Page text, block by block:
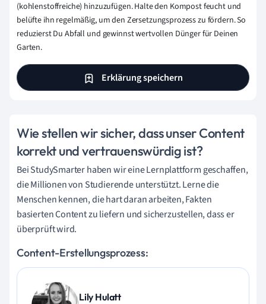
(kohlenstoffreiche) hinzuzufügen. Halte den Kompost feucht und
belüfte ihn regelmäßig, um den Zersetzungsprozess zu fördern. So
reduzierst Du Abfall und gewinnst wertvollen Dünger für Deinen
Garten.
Erklärung speichern
Wie stellen wir sicher, dass unser Content
korrekt und vertrauenswürdig ist?
Bei StudySmarter haben wir eine Lernplattform geschaffen,
die Millionen von Studierende unterstützt. Lerne die
Menschen kennen, die hart daran arbeiten, Fakten
basierten Content zu liefern und sicherzustellen, dass er
überprüft wird.
Content-Erstellungsprozess:
Lily Hulatt